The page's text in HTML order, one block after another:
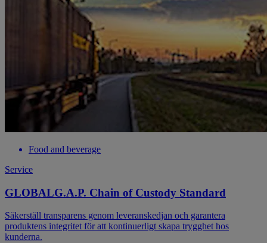
Food and beverage
Service
GLOBALG.A.P. Chain of Custody Standard
Säkerställ transparens genom leveranskedjan och garantera
produktens integritet för att kontinuerligt skapa trygghet hos
kunderna.